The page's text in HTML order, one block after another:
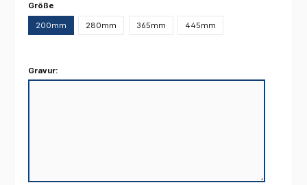
Größe
200mm 280mm 365mm 445mm
Gravur: